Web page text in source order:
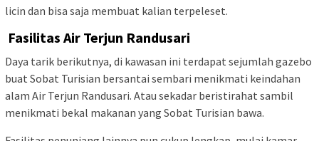
licin dan bisa saja membuat kalian terpeleset.
Fasilitas Air Terjun Randusari
Daya tarik berikutnya, di kawasan ini terdapat sejumlah gazebo
buat Sobat Turisian bersantai sembari menikmati keindahan
alam Air Terjun Randusari. Atau sekadar beristirahat sambil
menikmati bekal makanan yang Sobat Turisian bawa.